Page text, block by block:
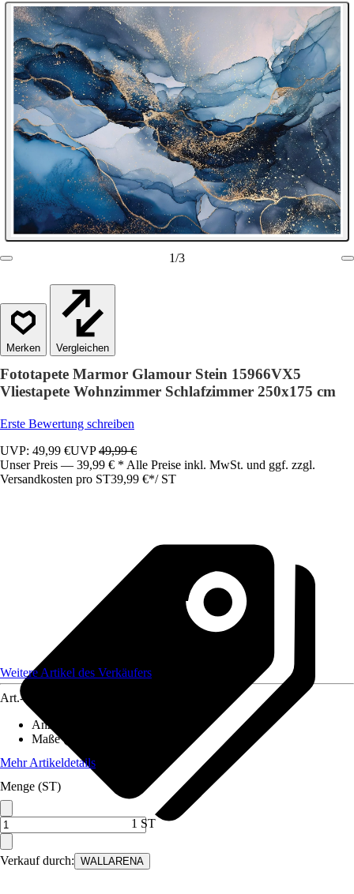
1/3
Vergleichen
Fototapete Marmor Glamour Stein 15966VX5
Vliestapete Wohnzimmer Schlafzimmer 250x175 cm
Erste Bewertung schreiben
UVP: 49,99 €UVP49,99 €
Unser Preis — 39,99 € * Alle Preise inkl. MwSt. und ggf. zzgl.
Versandkosten pro ST39,99 €*/ ST
Verkauf durch: WALLARENA
Weitere Artikel des Verkäufers
Art.-Nr.
Anzahl der Teile
Maße (BxH)
Mehr Artikeldetails
Menge (ST)
1 ST